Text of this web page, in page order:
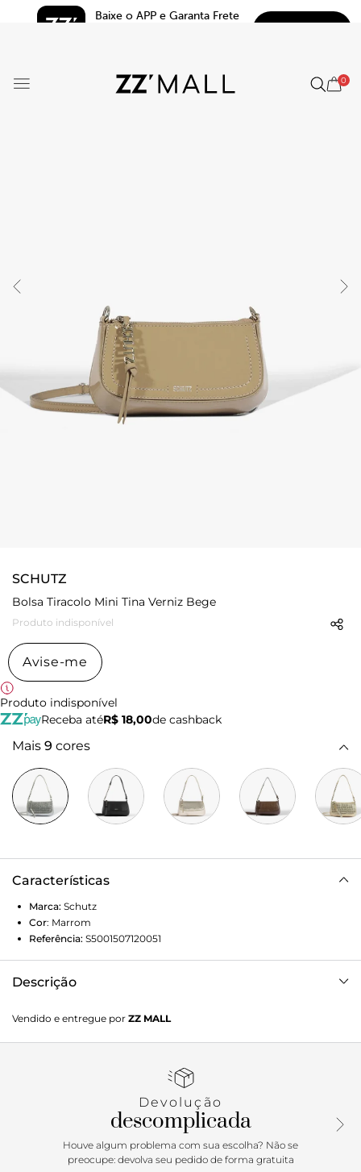
Baixe o APP e Garanta Frete
0
SCHUTZ
Bolsa Tiracolo Mini Tina Verniz Bege
Produto indisponível
Avise-me
Produto indisponível
Receba atéR$ 18,00de cashback
Mais 9 cores
Características
Marca: Schutz
Cor: Marrom
Referência: S5001507120051
Descrição
modernidade com esta bolsa baguete bege! Feita em
material estruturado com acabamento glam em verniz, ela
fechamento em zíper proporciona segurança e praticidade,
conforto. Destaque para o logo Schutz em penduricalho
metalizado no zíper garantindo um toque extra de
personalidade. Must have! Comprimento da alça: 55 cm
Vendido e entregue por ZZ MALL
Devolução
descomplicada
Houve algum problema com sua escolha? Não se
preocupe: devolva seu pedido de forma gratuita